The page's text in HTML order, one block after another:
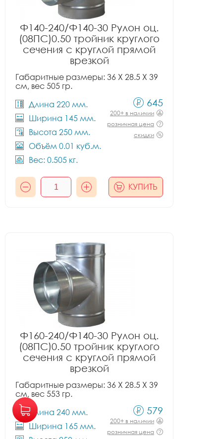
Ф140-240/Ф140-30 Рулон оц.
(08ПС)0.50 тройник круглого
сечения с круглой прямой
врезкой
Габаритные размеры: 36 X 28.5 X 39
см, вес 505 гр.
Длина 220 мм.
Ширина 145 мм.
Высота 250 мм.
Объём 0.01 куб.м.
Вес: 0.505 кг.
645
200+ в наличии
розничная цена
скидки
КУПИТЬ
Ф160-240/Ф140-30 Рулон оц.
(08ПС)0.50 тройник круглого
сечения с круглой прямой
врезкой
Габаритные размеры: 36 X 28.5 X 39
см, вес 553 гр.
Длина 240 мм.
Ширина 165 мм.
579
200+ в наличии
розничная цена